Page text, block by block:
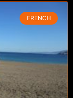
FRENCH